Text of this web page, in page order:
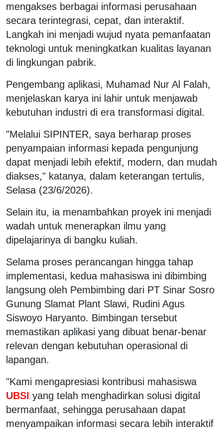
mengakses berbagai informasi perusahaan
secara terintegrasi, cepat, dan interaktif.
Langkah ini menjadi wujud nyata pemanfaatan
teknologi untuk meningkatkan kualitas layanan
di lingkungan pabrik.
Pengembang aplikasi, Muhamad Nur Al Falah,
menjelaskan karya ini lahir untuk menjawab
kebutuhan industri di era transformasi digital.
"Melalui SIPINTER, saya berharap proses
penyampaian informasi kepada pengunjung
dapat menjadi lebih efektif, modern, dan mudah
diakses," katanya, dalam keterangan tertulis,
Selasa (23/6/2026).
Selain itu, ia menambahkan proyek ini menjadi
wadah untuk menerapkan ilmu yang
dipelajarinya di bangku kuliah.
Selama proses perancangan hingga tahap
implementasi, kedua mahasiswa ini dibimbing
langsung oleh Pembimbing dari PT Sinar Sosro
Gunung Slamat Plant Slawi, Rudini Agus
Siswoyo Haryanto. Bimbingan tersebut
memastikan aplikasi yang dibuat benar-benar
relevan dengan kebutuhan operasional di
lapangan.
"Kami mengapresiasi kontribusi mahasiswa
UBSI yang telah menghadirkan solusi digital
bermanfaat, sehingga perusahaan dapat
menyampaikan informasi secara lebih interaktif